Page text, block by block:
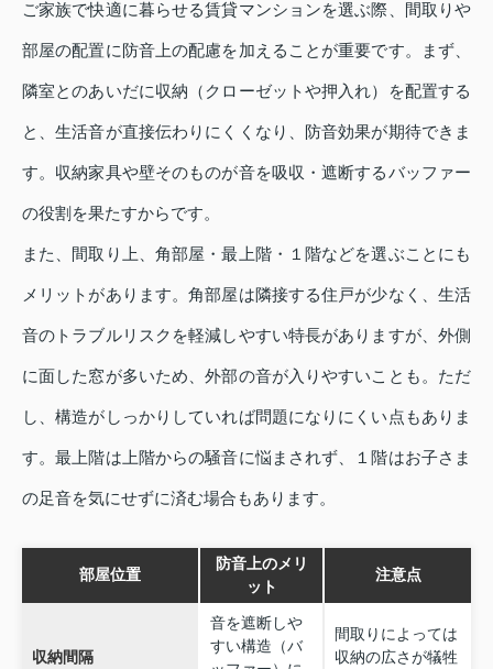
ご家族で快適に暮らせる賃貸マンションを選ぶ際、間取りや
部屋の配置に防音上の配慮を加えることが重要です。まず、
隣室とのあいだに収納（クローゼットや押入れ）を配置する
と、生活音が直接伝わりにくくなり、防音効果が期待できま
す。収納家具や壁そのものが音を吸収・遮断するバッファー
の役割を果たすからです。
また、間取り上、角部屋・最上階・１階などを選ぶことにも
メリットがあります。角部屋は隣接する住戸が少なく、生活
音のトラブルリスクを軽減しやすい特長がありますが、外側
に面した窓が多いため、外部の音が入りやすいことも。ただ
し、構造がしっかりしていれば問題になりにくい点もありま
す。最上階は上階からの騒音に悩まされず、１階はお子さま
の足音を気にせずに済む場合もあります。
部屋位置
防音上のメリ
ット
注意点
収納間隔
音を遮断しや
すい構造（バ
間取りによっては
収納の広さが犠牲